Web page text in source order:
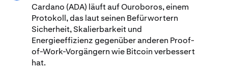
Cardano (ADA) ​​läuft auf Ouroboros, einem
Protokoll, das laut seinen Befürwortern
Sicherheit, Skalierbarkeit und
Energieeffizienz gegenüber anderen Proof-
of-Work-Vorgängern wie Bitcoin verbessert
hat.